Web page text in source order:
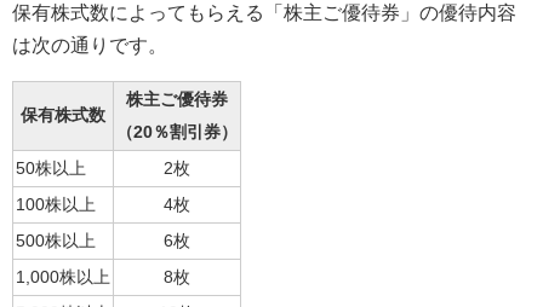
保有株式数によってもらえる「株主ご優待券」の優待内容
は次の通りです。
保有株式数
株主ご優待券
（20％割引券）
50株以上
2枚
100株以上
4枚
500株以上
6枚
1,000株以上
8枚